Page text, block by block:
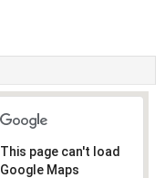
This page can't load
Google Maps